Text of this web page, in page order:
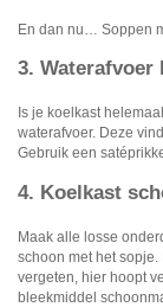
Diversen
Kookplaten
Smaken
En dan nu… Soppen
3. Waterafvoer
Is je koelkast
waterafvoer. Deze
Gebruik een
4. Koelkast
Maak alle losse
schoon met het
vergeten, hier hoopt
bleekmiddel